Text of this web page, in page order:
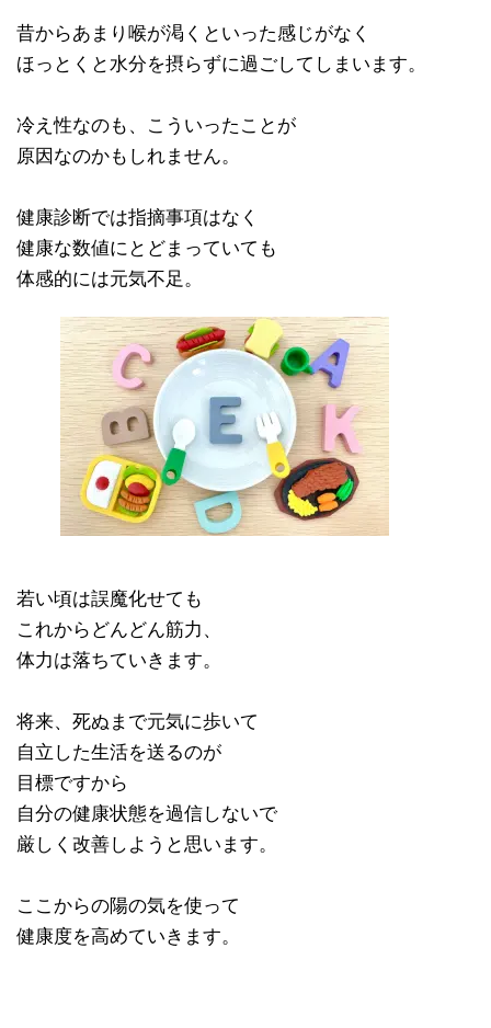
昔からあまり喉が渇くといった感じがなく
ほっとくと水分を摂らずに過ごしてしまいます。
冷え性なのも、こういったことが
原因なのかもしれません。
健康診断では指摘事項はなく
健康な数値にとどまっていても
体感的には元気不足。
若い頃は誤魔化せても
これからどんどん筋力、
体力は落ちていきます。
将来、死ぬまで元気に歩いて
自立した生活を送るのが
目標ですから
自分の健康状態を過信しないで
厳しく改善しようと思います。
ここからの陽の気を使って
健康度を高めていきます。